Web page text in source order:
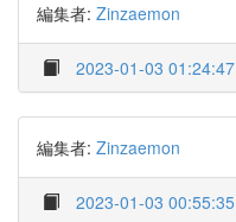
編集者: Zinzaemon
2023-01-03 01:24:47
編集者: Zinzaemon
2023-01-03 00:55:35